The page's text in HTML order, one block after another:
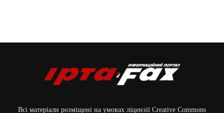
Всі матеріали розміщені на умовах ліцензії Creative Commons